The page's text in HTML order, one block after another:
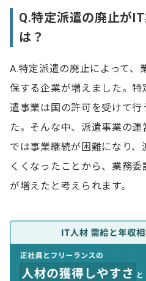
Q.特定派遣の廃止が
は？
A.特定派遣の廃止によって、
保する企業が増えました。
遣事業は国の許可を受けて行
た。そんな中、派遣事業の
では事業継続が困難になり
くくなったことから、業務
が増えたと考えられます。